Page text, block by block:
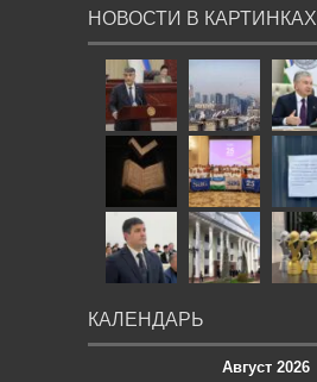
НОВОСТИ В КАРТИНКАХ
КАЛЕНДАРЬ
Август 2026